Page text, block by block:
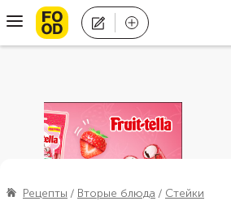
Рецепты Вторые блюда
Стейки